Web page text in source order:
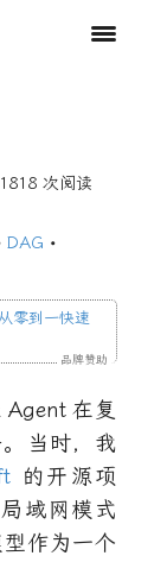
1818 次阅读
DAG •
零到一快速
品牌赞助
Agent 在复
当时，我
的开源项
域网模式
作为一个